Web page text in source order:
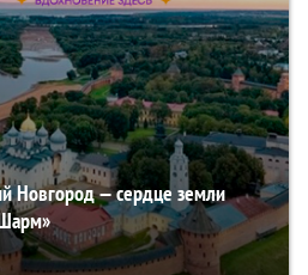
Новгород — сердце земли